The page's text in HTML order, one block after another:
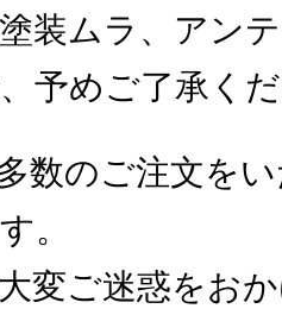
装ムラ、アン
予めご了承く
数のご注文を
。
変ご迷惑をお